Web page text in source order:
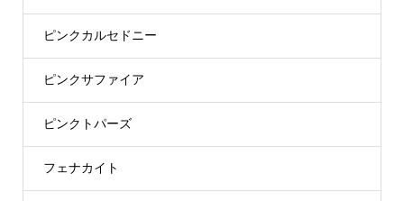
ピンクカルセドニー
ピンクサファイア
ピンクトパーズ
フェナカイト